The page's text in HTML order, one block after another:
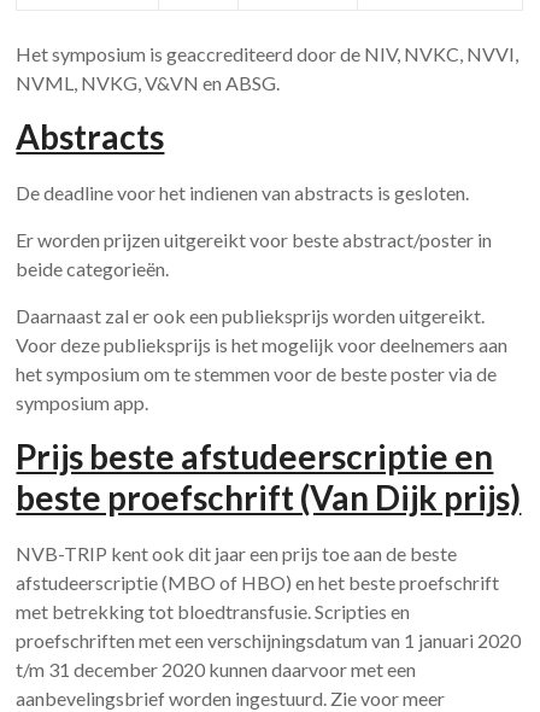
Het symposium is geaccrediteerd door de NIV, NVKC, NVVI,
NVML, NVKG, V&VN en ABSG.
Abstracts
De deadline voor het indienen van abstracts is gesloten.
Er worden prijzen uitgereikt voor beste abstract/poster in
beide categorieën.
Daarnaast zal er ook een publieksprijs worden uitgereikt.
Voor deze publieksprijs is het mogelijk voor deelnemers aan
het symposium om te stemmen voor de beste poster via de
symposium app.
Prijs beste afstudeerscriptie en
beste proefschrift (Van Dijk prijs)
NVB-TRIP kent ook dit jaar een prijs toe aan de beste
afstudeerscriptie (MBO of HBO) en het beste proefschrift
met betrekking tot bloedtransfusie. Scripties en
proefschriften met een verschijningsdatum van 1 januari 2020
t/m 31 december 2020 kunnen daarvoor met een
aanbevelingsbrief worden ingestuurd. Zie voor meer